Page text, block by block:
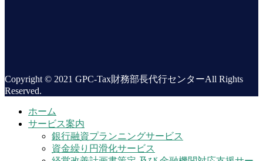
Copyright © 2021 GPC-Tax財務部長代行センターAll Rights
Reserved.
ホーム
サービス案内
銀行融資プランニングサービス
資金繰り円滑化サービス